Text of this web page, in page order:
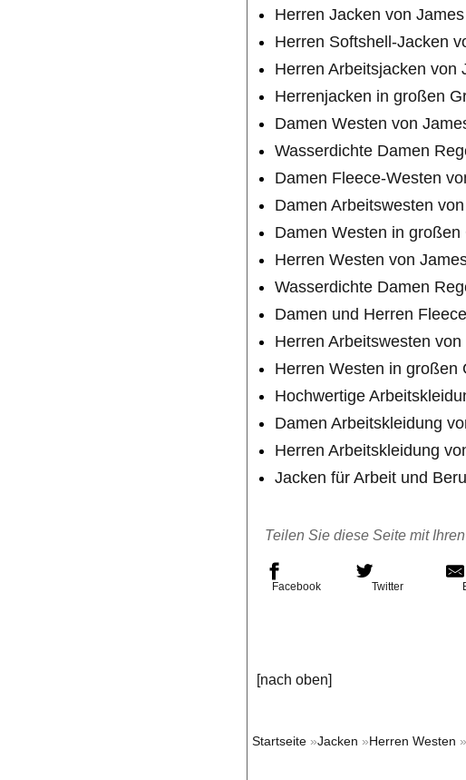
Herren Jacken von
Herren Softshell-Jacken
Herren Arbeitsjacken von
Herrenjacken in großen
Damen Westen von
Wasserdichte Damen
Damen Fleece-Westen
Damen Arbeitswesten
Damen Westen in
Herren Westen von
Wasserdichte Damen
Damen und Herren
Herren Arbeitswesten
Herren Westen in großen
Hochwertige
Damen Arbeitskleidung
Herren Arbeitskleidung
Jacken für Arbeit und
Teilen Sie diese Seite mit
Facebook Twitter
[nach oben]
Startseite »Jacken »Herren Westen »